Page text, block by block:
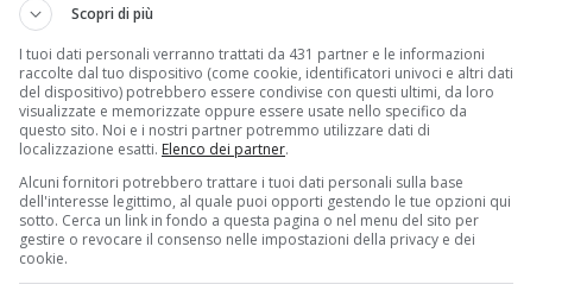
7 a Breia, alle 20 cena «Nuova osteria Cà
Giovedì 8 a Cellio, alle 20 cena «Pro Loco»,
‘n toch ad luna» canzoni dialettali con Pier
9 a Breia, alle 20 cena «Nuova osteria Cà
feat. Michele Colombo. Sabato 10 a
«Pamela Lansbury», alle 20 cena «Pro Loco»,
e a seguire DJ in piazza; inoltre per tutto il
Scopri di più
I tuoi dati personali verranno trattati da 431 partner e le informazioni
raccolte dal tuo dispositivo (come cookie, identificatori univoci e altri dati
del dispositivo) potrebbero essere condivise con questi ultimi, da loro
visualizzate e memorizzate oppure essere usate nello specifico da
questo sito. Noi e i nostri partner potremmo utilizzare dati di
localizzazione esatti. Elenco dei partner.
Alcuni fornitori potrebbero trattare i tuoi dati personali sulla base
dell'interesse legittimo, al quale puoi opporti gestendo le tue opzioni qui
sotto. Cerca un link in fondo a questa pagina o nel menu del sito per
gestire o revocare il consenso nelle impostazioni della privacy e dei
cookie.